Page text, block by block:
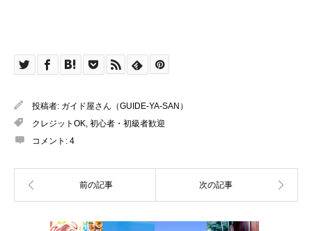
投稿者: ガイド屋さん（GUIDE-YA-SAN）
クレジットOK, 初心者・初級者歓迎
コメント: 4